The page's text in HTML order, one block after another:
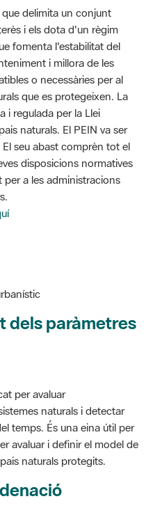
i millora de les
o necessàries per al
que es protegeixen. La
i regulada per la Llei
naturals. El PEIN va ser
seu abast comprèn tot el
disposicions normatives
a les administracions
per avaluar
avaluar i definir el model de
naturals protegits.